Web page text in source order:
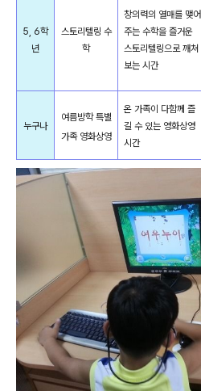
5, 6학
년
스토리텔링 수
학
창의력의 열매를 맺어
주는 수학을 즐거운
스토리텔링으로 깨쳐
보는 시간
누구나
여름방학 특별
가족 영화상영
온 가족이 다함께 즐
길 수 있는 영화상영
시간